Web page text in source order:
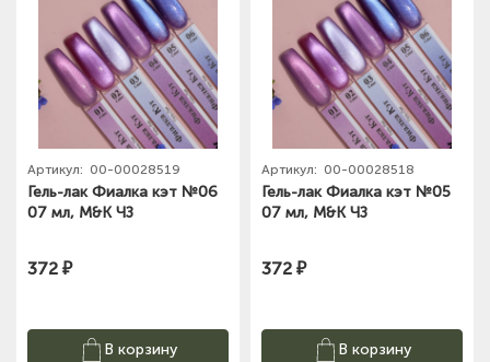
Артикул: 00-00028519
Гель-лак Фиалка кэт №06
07 мл, M&K ЧЗ
372 ₽
В корзину
Артикул: 00-00028518
Гель-лак Фиалка кэт №05
07 мл, M&K ЧЗ
372 ₽
В корзину